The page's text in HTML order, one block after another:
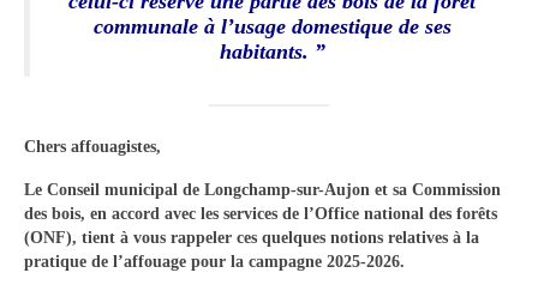
Collecte des déchets
Services funéraires
Vie municipale
communale à l’usage domestique de ses
habitants. ”
Chers affouagistes,
Le Conseil municipal de Longchamp-sur-Aujon et sa Commission
des bois, en accord avec les services de l’Office national des forêts
(ONF), tient à vous rappeler ces quelques notions relatives à la
pratique de l’affouage pour la campagne 2025-2026.